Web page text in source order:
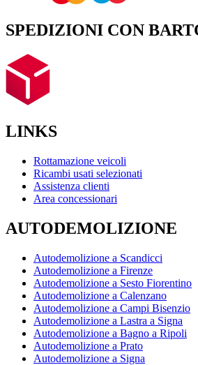
SPEDIZIONI CON
LINKS
Rottamazione veicoli
Ricambi usati selezionati
Assistenza clienti
Area concessionari
AUTODEMOLIZIONE
Autodemolizione a Scandicci
Autodemolizione a Firenze
Autodemolizione a Sesto Fiorentino
Autodemolizione a Calenzano
Autodemolizione a Campi Bisenzio
Autodemolizione a Lastra a Signa
Autodemolizione a Bagno a Ripoli
Autodemolizione a Prato
Autodemolizione a Signa